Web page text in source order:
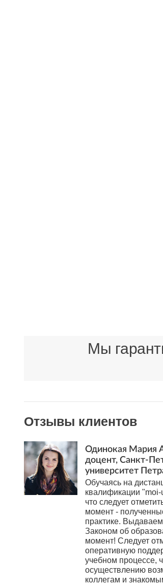
Мы
Отзывы клиентов
Одинокая Мария
доцент, Санкт-
университет
Обучаясь на
квалификации "moi-
что следует
момент -
практике.
Законом об
момент! Следует
оперативную
учебном процессе,
осуществлению
коллегам и